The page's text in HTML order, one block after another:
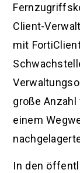
Client-
mit
große
einem
In den